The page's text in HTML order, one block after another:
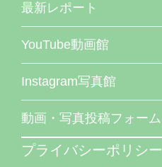
最新レポート
YouTube動画館
Instagram写真館
動画・写真投稿フォーム
プライバシーポリシー